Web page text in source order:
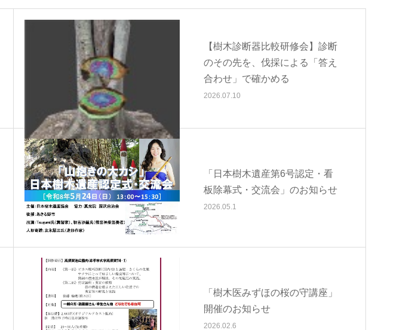
【樹木診断器比較研修会】診断
のその先を、伐採による「答え
合わせ」で確かめる
2026.07.10
「日本樹木遺産第6号認定・看
板除幕式・交流会」のお知らせ
2026.05.1
「樹木医みずほの桜の守講座」
開催のお知らせ
2026.02.6